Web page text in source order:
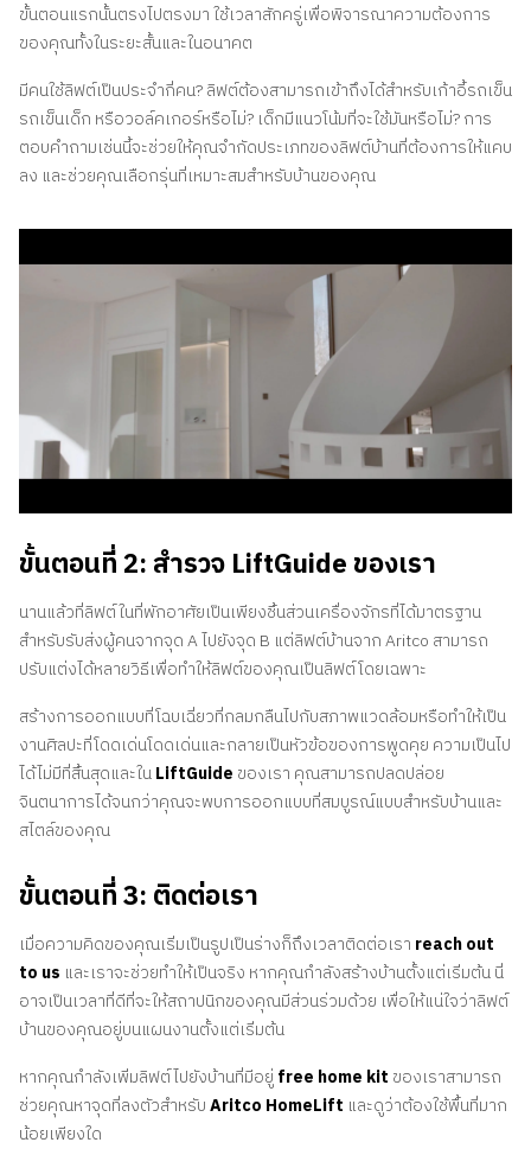
ขั้นตอนแรกนั้นตรงไปตรงมา ใช้เวลาสักครู่เพื่อพิจารณาความต้องการ
ของคุณทั้งในระยะสั้นและในอนาคต
มีคนใช้ลิฟต์เป็นประจำกี่คน? ลิฟต์ต้องสามารถเข้าถึงได้สำหรับเก้าอี้รถเข็น
รถเข็นเด็ก หรือวอล์คเกอร์หรือไม่? เด็กมีแนวโน้มที่จะใช้มันหรือไม่? การ
ตอบคำถามเช่นนี้จะช่วยให้คุณจำกัดประเภทของลิฟต์บ้านที่ต้องการให้แคบ
ลง และช่วยคุณเลือกรุ่นที่เหมาะสมสำหรับบ้านของคุณ
ขั้นตอนที่ 2: สำรวจ LiftGuide ของเรา
นานแล้วที่ลิฟต์ในที่พักอาศัยเป็นเพียงชิ้นส่วนเครื่องจักรที่ได้มาตรฐาน
สำหรับรับส่งผู้คนจากจุด A ไปยังจุด B แต่ลิฟต์บ้านจาก Aritco สามารถ
ปรับแต่งได้หลายวิธีเพื่อทำให้ลิฟต์ของคุณเป็นลิฟต์โดยเฉพาะ
สร้างการออกแบบที่โฉบเฉี่ยวที่กลมกลืนไปกับสภาพแวดล้อมหรือทำให้เป็น
งานศิลปะที่โดดเด่นโดดเด่นและกลายเป็นหัวข้อของการพูดคุย ความเป็นไป
ได้ไม่มีที่สิ้นสุดและในLiftGuide ของเรา คุณสามารถปลดปล่อย
จินตนาการได้จนกว่าคุณจะพบการออกแบบที่สมบูรณ์แบบสำหรับบ้านและ
สไตล์ของคุณ
ขั้นตอนที่ 3: ติดต่อเรา
เมื่อความคิดของคุณเริ่มเป็นรูปเป็นร่างก็ถึงเวลาติดต่อเรา reach out
to us และเราจะช่วยทำให้เป็นจริง หากคุณกำลังสร้างบ้านตั้งแต่เริ่มต้น นี่
อาจเป็นเวลาที่ดีที่จะให้สถาปนิกของคุณมีส่วนร่วมด้วย เพื่อให้แน่ใจว่าลิฟต์
บ้านของคุณอยู่บนแผนงานตั้งแต่เริ่มต้น
หากคุณกำลังเพิ่มลิฟต์ไปยังบ้านที่มีอยู่free home kit ของเราสามารถ
ช่วยคุณหาจุดที่ลงตัวสำหรับAritco HomeLift และดูว่าต้องใช้พื้นที่มาก
น้อยเพียงใด